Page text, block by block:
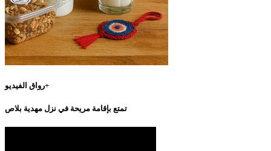
رواق الفيديو+
تمتع بإقامة مريحة في نزل مهدية بلاص